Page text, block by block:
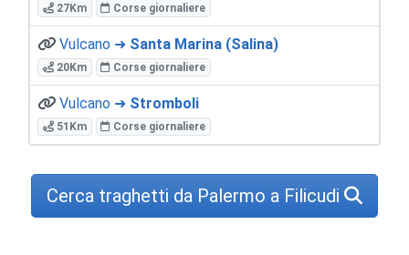
27Km Corse giornaliere
Vulcano ➜ Santa Marina (Salina)
20Km Corse giornaliere
Vulcano ➜ Stromboli
51Km Corse giornaliere
Cerca traghetti da Palermo a Filicudi